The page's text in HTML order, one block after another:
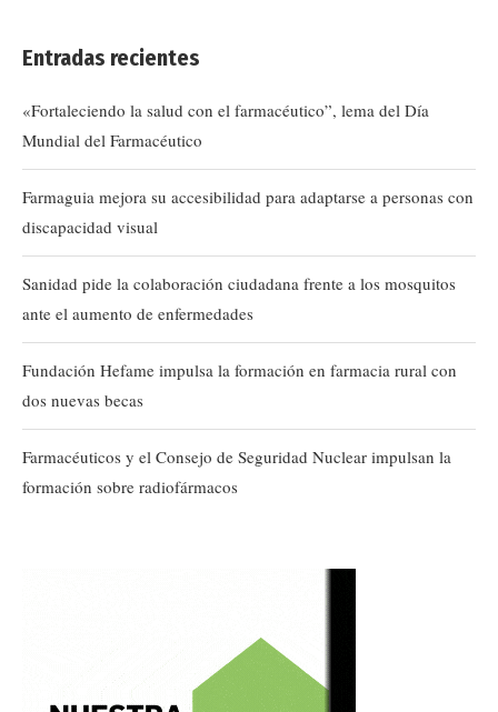
Entradas recientes
«Fortaleciendo la salud con el farmacéutico”, lema del Día
Mundial del Farmacéutico
Farmaguia mejora su accesibilidad para adaptarse a personas con
discapacidad visual
Sanidad pide la colaboración ciudadana frente a los mosquitos
ante el aumento de enfermedades
Fundación Hefame impulsa la formación en farmacia rural con
dos nuevas becas
Farmacéuticos y el Consejo de Seguridad Nuclear impulsan la
formación sobre radiofármacos